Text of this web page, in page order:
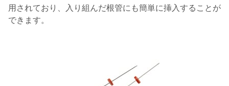
用されており、入り組んだ根管にも簡単に挿入することが
できます。